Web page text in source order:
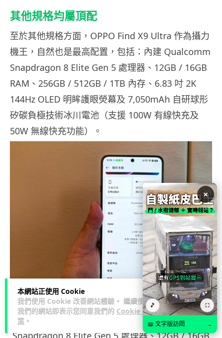
本網站正使用 Cookie
我們使用 Cookie 改善網站體驗。 繼續使用
我們的網站即表示您同意我們的 Cookie 政
策 。
其他規格均屬頂配
至於其他規格方面，OPPO Find X9 Ultra 作為攝力
機王，自然也是最高配置，包括：內建 Qualcomm
Snapdragon 8 Elite Gen 5 處理器、12GB / 16GB
RAM、256GB / 512GB / 1TB 內存、6.83 吋 2K
144Hz OLED 明眸護眼熒幕及 7,050mAh 自研球形
矽碳負極技術冰川電池（支援 100W 有線快充及
50W 無線快充功能）。
▲規格方面，OPPO Find X9 Ultra 作為攝力機王，
自然也是最高配置，包括：內建 Qualcomm
Snapdragon 8 Elite Gen 5 處理器、12GB / 16GB
×
🎵 ⛶
📖 文字版訪問 →